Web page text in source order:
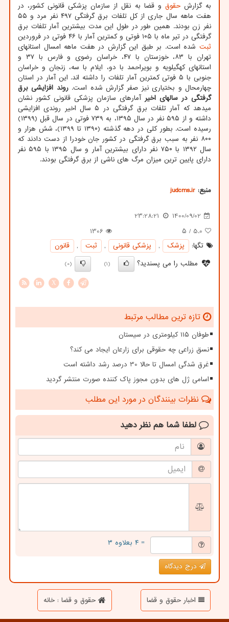
به گزارشحقوق و قضا به نقل از سازمان پزشکی قانونی کشور، در
هفت ماهه سال جاری از کل تلفات برق گرفتگی ۴۹۷ نفر مرد و ۵۵
نفر زن بودند. همین طور در طول این مدت بیشترین آمار تلفات برق
گرفتگی در تیر ماه با ۱۰۵ فوتی و کمترین آمار با ۴۶ فوتی در فروردین
ثبت شده است. بر طبق این گزارش در هفت ماهه امسال استانهای
تهران با ۸۳، خوزستان با ۴۷، خراسان رضوی و فارس با ۳۷ و
استانهای کهگیلویه و بویراحمد با دو، ایلام با سه، زنجان و خراسان
جنوبی با ۵ فوتی کمترین آمار تلفات را داشته اند. این آمار در استان
چهارمحال و بختیاری نیز صفر گزارش شده است.روند افزایشی برق
گرفتگی در سالهای اخیر آمارهای سازمان پزشکی قانونی کشور نشان
میدهد که آمار تلفات برق گرفتگی در ۵ سال اخیر روندی افزایشی
داشته و از ۵۹۵ نفر در سال ۱۳۹۵، به ۷۳۹ فوتی در سال قبل (۱۳۹۹)
رسیده است. بطور کلی در دهه گذشته (۱۳۹۰ تا ۱۳۹۹)، شش هزار و
۸۰۰ نفر به سبب برق گرفتگی در کشور جان خودرا از دست دادند که
سال ۱۳۹۲ با ۷۵۰ نفر دارای بیشترین آمار و سال ۱۳۹۵ با ۵۹۵ نفر
دارای پایین ترین میزان مرگ های ناشی از برق گرفتگی بودند.
منبع: judcms.ir
1400/09/02
23:28:21
5.0 / ۵
1306
تگها:
پزشك , پزشكی قانونی , ثبت ,
قانون
مطلب را می پسندید؟
(1)
(0)
X
تازه ترین مطالب مرتبط
طوفان ۱۱۵ کیلومتری در سیستان
نسق زراعی چه حقوقی برای زارعان ایجاد می کند؟
غرق شدگی امسال تا حالا 30 درصد رشد داشته است
اسامی ژل های بدون مجوز پاک کننده صورت منتشر گردید
نظرات بینندگان در مورد این مطلب
لطفا شما هم نظر دهید
= ۴ بعلاوه ۳
درج دیدگاه
اخبار حقوق و قضا حقوق و قضا : خانه